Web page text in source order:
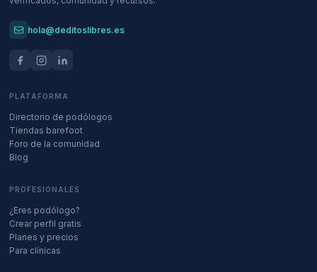
hola@deditoslibres.es
PLATAFORMA
Directorio de podólogos
Tiendas barefoot
Foro de la comunidad
Blog
PROFESIONALES
¿Eres podólogo?
Crear perfil gratis
Planes y precios
Para clínicas